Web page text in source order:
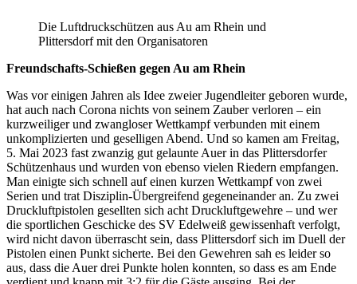
Die Luftdruckschützen aus Au am Rhein und
Plittersdorf mit den Organisatoren
Freundschafts-Schießen gegen Au am Rhein
Was vor einigen Jahren als Idee zweier Jugendleiter geboren wurde,
hat auch nach Corona nichts von seinem Zauber verloren – ein
kurzweiliger und zwangloser Wettkampf verbunden mit einem
unkomplizierten und geselligen Abend. Und so kamen am Freitag,
5. Mai 2023 fast zwanzig gut gelaunte Auer in das Plittersdorfer
Schützenhaus und wurden von ebenso vielen Riedern empfangen.
Man einigte sich schnell auf einen kurzen Wettkampf von zwei
Serien und trat Disziplin-Übergreifend gegeneinander an. Zu zwei
Druckluftpistolen gesellten sich acht Druckluftgewehre – und wer
die sportlichen Geschicke des SV Edelweiß gewissenhaft verfolgt,
wird nicht davon überrascht sein, dass Plittersdorf sich im Duell der
Pistolen einen Punkt sicherte. Bei den Gewehren sah es leider so
aus, dass die Auer drei Punkte holen konnten, so dass es am Ende